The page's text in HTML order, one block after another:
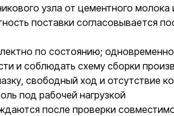
узла от цементного
поставки согласовывается
по состоянию;
и соблюдать схему сборки
свободный ход и отсутствие
под рабочей нагрузкой
после проверки